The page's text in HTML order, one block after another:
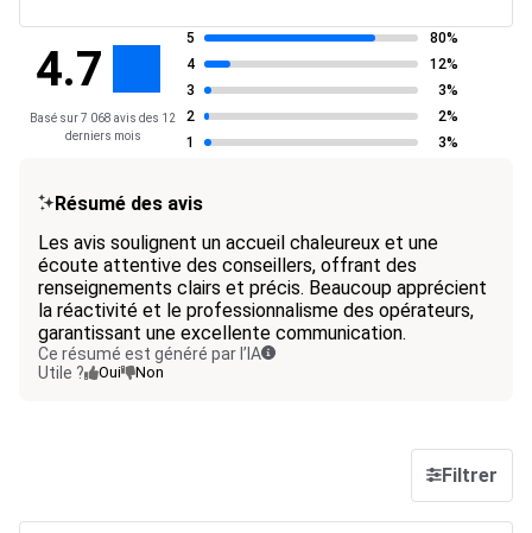
4.7
Basé sur 7 068 avis des 12
derniers mois
5
80%
4
12%
3
3%
2
2%
1
3%
Résumé des avis
Les avis soulignent un accueil chaleureux et une
écoute attentive des conseillers, offrant des
renseignements clairs et précis. Beaucoup apprécient
la réactivité et le professionnalisme des opérateurs,
garantissant une excellente communication.
Ce résumé est généré par l’IA
Utile ?
Oui Non
Filtrer